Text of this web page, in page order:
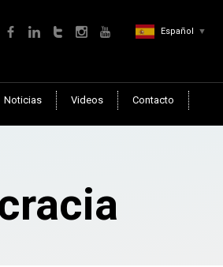
Español ▼
Noticias Videos Contacto